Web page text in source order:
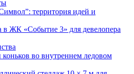
территория идей и
в ЖК «Событие 3» для девелопера
во внутреннем ледовом